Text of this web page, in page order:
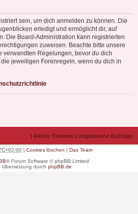
sein, um dich anmelden zu können. Die
erledigt und ermöglicht dir, auf
Die Board-Administration kann registrierten
zuweisen. Beachte bitte unsere
verwandten Regelungen, bevor du dich
jeweiligen Forenregeln, wenn du dich in
| Aktive Themen | Ungelesene Beiträge
| Cookies löschen | Das Team
® Forum Software © phpBB Limited
Übersetzung durch phpBB.de